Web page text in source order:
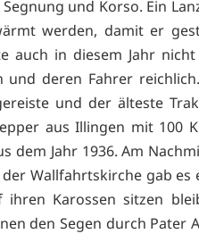
und Korso. Ein
werden, damit er
auch in diesem Jahr
und deren Fahrer
und der älteste
aus Illingen mit 100
dem Jahr 1936. Am
Wallfahrtskirche gab es
Karossen sitzen
den Segen durch Pater